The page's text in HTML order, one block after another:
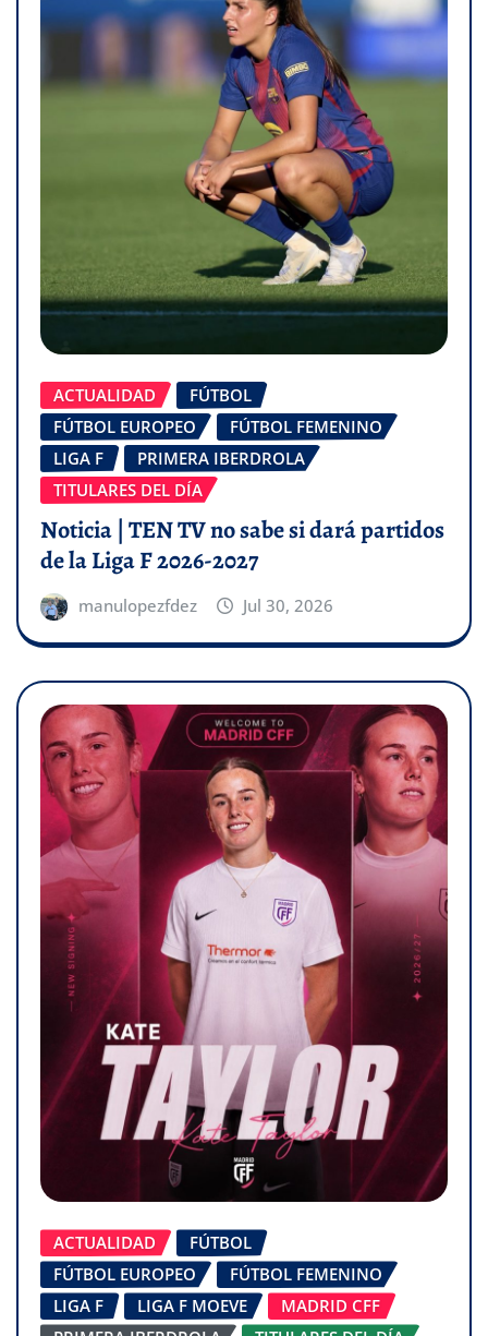
ACTUALIDAD
FÚTBOL
FÚTBOL EUROPEO
FÚTBOL FEMENINO
LIGA F
PRIMERA IBERDROLA
TITULARES DEL DÍA
Noticia | TEN TV no sabe si dará partidos
de la Liga F 2026-2027
manulopezfdez Jul 30, 2026
ACTUALIDAD
FÚTBOL
FÚTBOL EUROPEO
FÚTBOL FEMENINO
LIGA F
LIGA F MOEVE
MADRID CFF